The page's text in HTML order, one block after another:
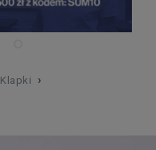
Klapki ›